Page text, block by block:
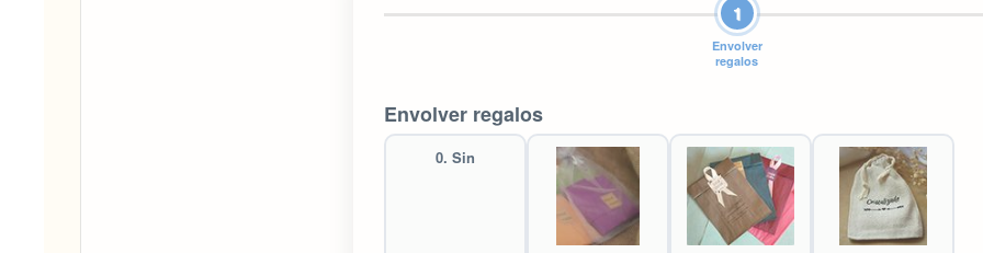
1
Envolver
regalos
Envolver regalos
0. Sin